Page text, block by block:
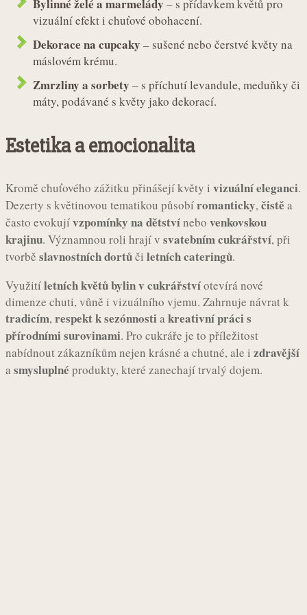
Bylinné želé a marmelády – s přídavkem květů pro
vizuální efekt i chuťové obohacení.
Dekorace na cupcaky – sušené nebo čerstvé květy na
máslovém krému.
Zmrzliny a sorbety – s příchutí levandule, meduňky či
máty, podávané s květy jako dekorací.
Estetika a emocionalita
Kromě chuťového zážitku přinášejí květy i vizuální eleganci.
Dezerty s květinovou tematikou působíromanticky,čistě a
často evokujívzpomínky na dětstvínebo venkovskou
krajinu. Významnou roli hrají v svatebním cukrářství, při
tvorbě slavnostních dortůči letních cateringů.
Využitíletních květů bylin v cukrářstvíotevírá nové
dimenze chuti, vůně i vizuálního vjemu. Zahrnuje návrat k
tradicím,respekt k sezónnosti akreativní práci s
přírodními surovinami. Pro cukráře je to příležitost
nabídnout zákazníkům nejen krásné a chutné, ale i zdravější
asmysluplné produkty, které zanechají trvalý dojem.